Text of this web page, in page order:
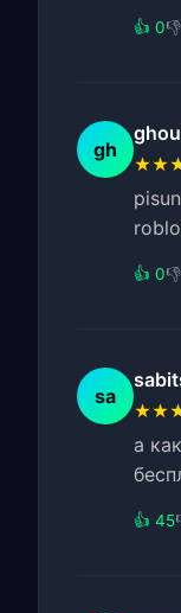
👍 0
gh
👍 0
sa
а
👍 45